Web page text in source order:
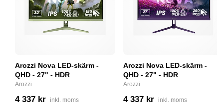
Arozzi Nova LED-skärm -
QHD - 27" - HDR
Arozzi
4 337 kr inkl. moms
Arozzi Nova LED-skärm -
QHD - 27" - HDR
Arozzi
4 337 kr inkl. moms